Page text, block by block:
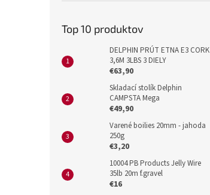
Top 10 produktov
DELPHIN PRÚT ETNA E3 CORK
3,6M 3LBS 3 DIELY
€63,90
Skladací stolík Delphin
CAMPSTA Mega
€49,90
Varené boilies 20mm - jahoda
250g
€3,20
10004 PB Products Jelly Wire
35lb 20m f.gravel
€16